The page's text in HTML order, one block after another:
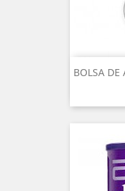
BOLSA